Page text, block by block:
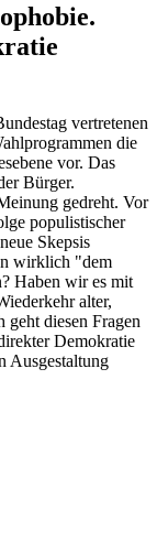
vertretenen
die
vor. Das
Bürger.
gedreht. Vor
populistischer
Skepsis
wirklich "dem
Haben wir es mit
alter,
geht diesen Fragen
Demokratie
Ausgestaltung